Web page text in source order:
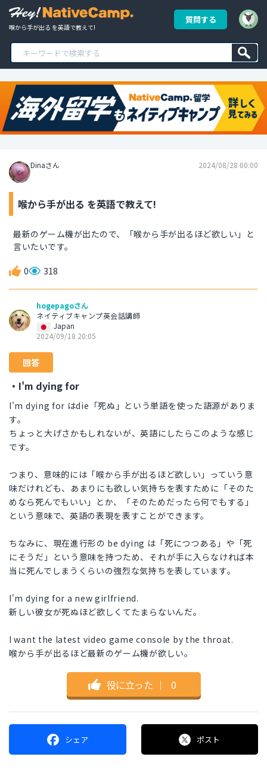
喉から手が出る を英語で教えて!
質問する
Dinaさん 2024/08/28 00:00
喉から手が出る を英語で教えて!
最新のゲーム機が出たので、「喉から手が出るほど欲しい」と
言いたいです。
0 318
hogepagoさん
ネイティブキャンプ英会話講師
Japan
2024/09/18 20:05
回答
・I'm dying for
I'm dying for はdie「死ぬ」という単語を使った語源がありま
す。
ちょっと大げさかもしれないが、英語にしたらこのような感じ
です。
つまり、意味的には「喉から手が出るほど欲しい」っていう意
味だけれども、あまりにも欲しい気持ちを表すために「そのた
めなら死んでもいい」とか、「そのためだったら何でもする」
という意味で、英語の表現を表すことができます。
ちなみに、現在進行形の be dying は「死につつある」や「死
にそうだ」という意味を持つため、それが手に入らなければ本
当に死んでしまうくらいの強烈な気持ちを表しています。
I'm dying for a new girlfriend.
新しい彼女が死ぬほど欲しくてたまらないんだ。
I want the latest video game console by the throat.
喉から手が出るほど最新のゲーム機が欲しい。
役に立った ｜ 0
シェア ポスト